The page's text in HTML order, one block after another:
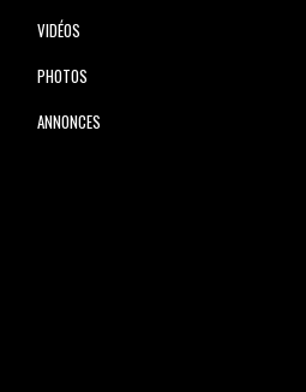
VIDÉOS
PHOTOS
ANNONCES